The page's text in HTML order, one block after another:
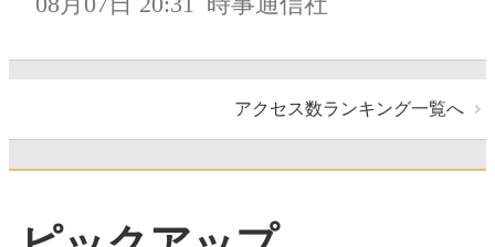
アクセス数ランキング一覧へ